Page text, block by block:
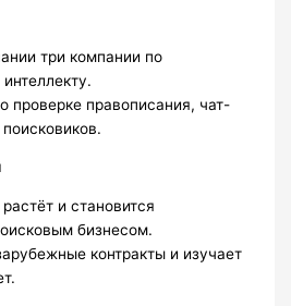
три компании по
проверке правописания, чат-
и становится
бизнесом.
контракты и изучает